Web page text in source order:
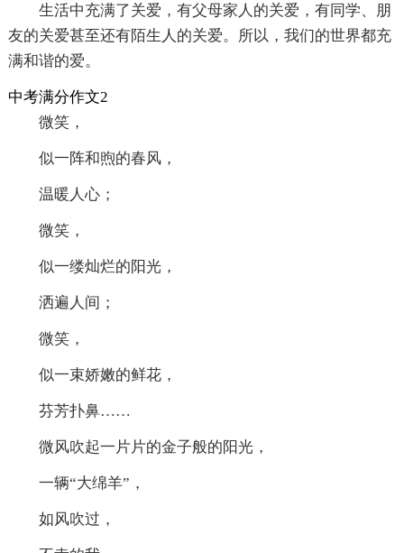
生活中充满了关爱，有父母家人的关爱，有同学、朋
友的关爱甚至还有陌生人的关爱。所以，我们的世界都充
满和谐的爱。
中考满分作文2
微笑，
似一阵和煦的春风，
温暖人心；
微笑，
似一缕灿烂的阳光，
洒遍人间；
微笑，
似一束娇嫩的鲜花，
芬芳扑鼻……
微风吹起一片片的金子般的阳光，
一辆“大绵羊”，
如风吹过，